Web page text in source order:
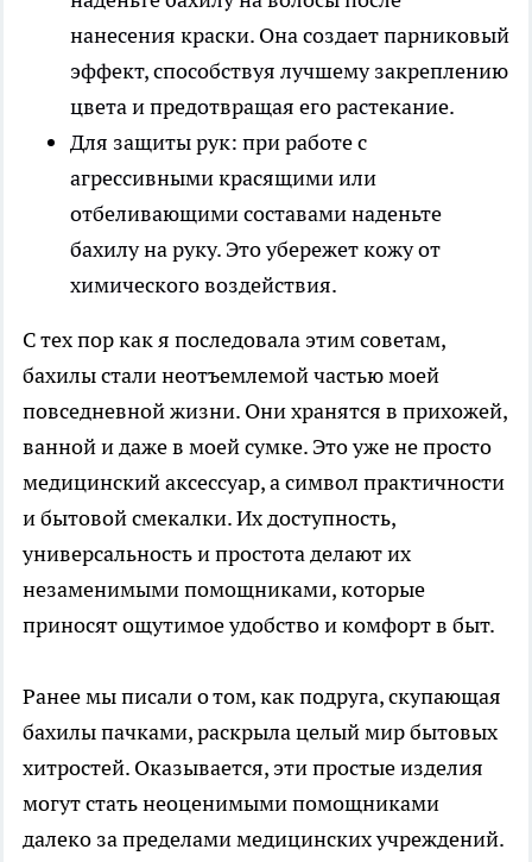
нанесения краски. Она создает парниковый
эффект, способствуя лучшему закреплению
цвета и предотвращая его растекание.
Для защиты рук: при работе с
агрессивными красящими или
отбеливающими составами наденьте
бахилу на руку. Это убережет кожу от
химического воздействия.
С тех пор как я последовала этим советам,
бахилы стали неотъемлемой частью моей
повседневной жизни. Они хранятся в прихожей,
ванной и даже в моей сумке. Это уже не просто
медицинский аксессуар, а символ практичности
и бытовой смекалки. Их доступность,
универсальность и простота делают их
незаменимыми помощниками, которые
приносят ощутимое удобство и комфорт в быт.
Ранее мы писали о том, как подруга, скупающая
бахилы пачками, раскрыла целый мир бытовых
хитростей. Оказывается, эти простые изделия
могут стать неоценимыми помощниками
далеко за пределами медицинских учреждений.